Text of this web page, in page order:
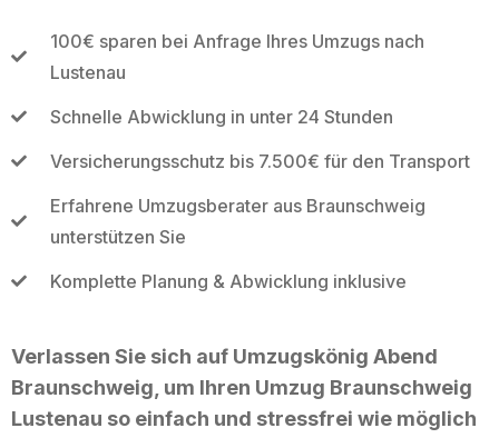
100€ sparen bei Anfrage Ihres Umzugs nach
Lustenau
Schnelle Abwicklung in unter 24 Stunden
Versicherungsschutz bis 7.500€ für den Transport
Erfahrene Umzugsberater aus Braunschweig
unterstützen Sie
Komplette Planung & Abwicklung inklusive
Verlassen Sie sich auf Umzugskönig Abend
Braunschweig, um Ihren Umzug Braunschweig
Lustenau so einfach und stressfrei wie möglich